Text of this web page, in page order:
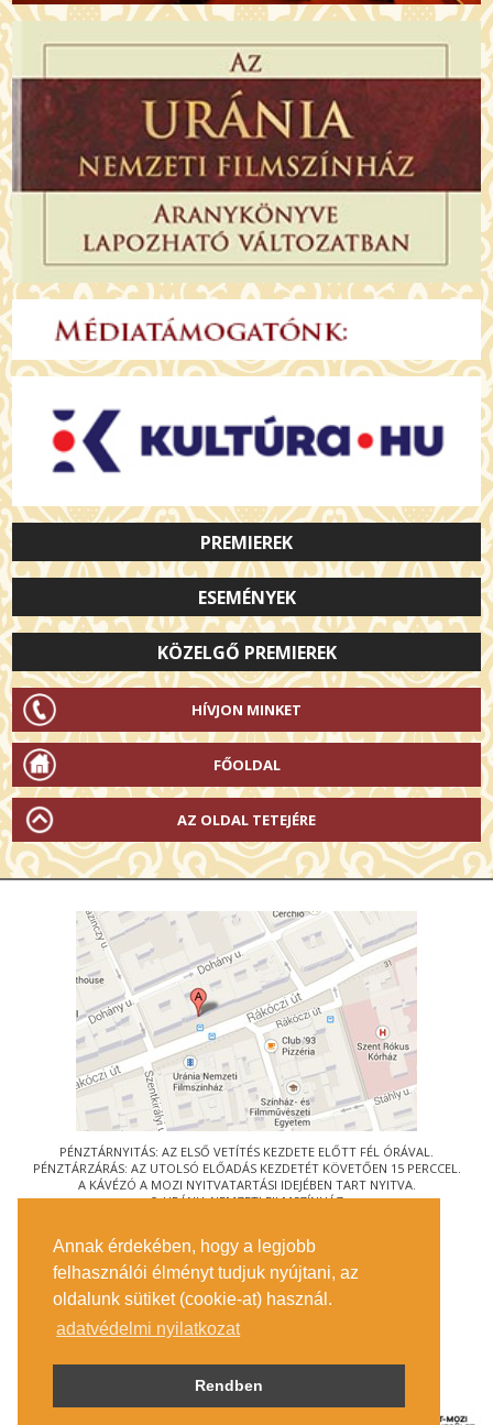
Annak érdekében, hogy a legjobb
felhasználói élményt tudjuk nyújtani, az
oldalunk sütiket (cookie-at) használ.
adatvédelmi nyilatkozat
Rendben
PREMIEREK
ESEMÉNYEK
KÖZELGŐ PREMIEREK
HÍVJON MINKET
FŐOLDAL
AZ OLDAL TETEJÉRE
PÉNZTÁRNYITÁS: AZ ELSŐ VETÍTÉS KEZDETE ELŐTT FÉL ÓRÁVAL.
PÉNZTÁRZÁRÁS: AZ UTOLSÓ ELŐADÁS KEZDETÉT KÖVETŐEN 15 PERCCEL.
A KÁVÉZÓ A MOZI NYITVATARTÁSI IDEJÉBEN TART NYITVA.
© URÁNIA NEMZETI FILMSZÍNHÁZ
1088 BUDAPEST, RÁKÓCZI ÚT 21.
MEGKÖZELÍTÉS
JEGYINFORMÁCIÓ
ÍRJON NEKÜNK!
KÖZÉRDEKŰ ADATOK